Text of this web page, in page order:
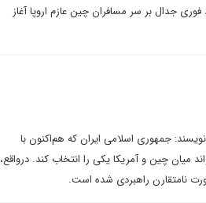
جدال بر سر مسافران چین عازم اروپا آغاز
جمهوری اسلامی ایران که هم‌اکنون با
میان چین و آمریکا یکی را انتخاب کند. درواقع،
نامتقارن راهبردی شده است.